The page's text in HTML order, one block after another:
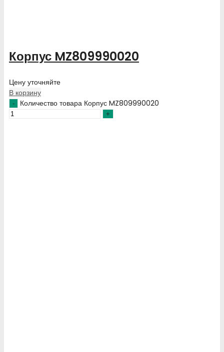
Корпус MZ809990020
Цену уточняйте
В корзину
Количество товара Корпус MZ809990020